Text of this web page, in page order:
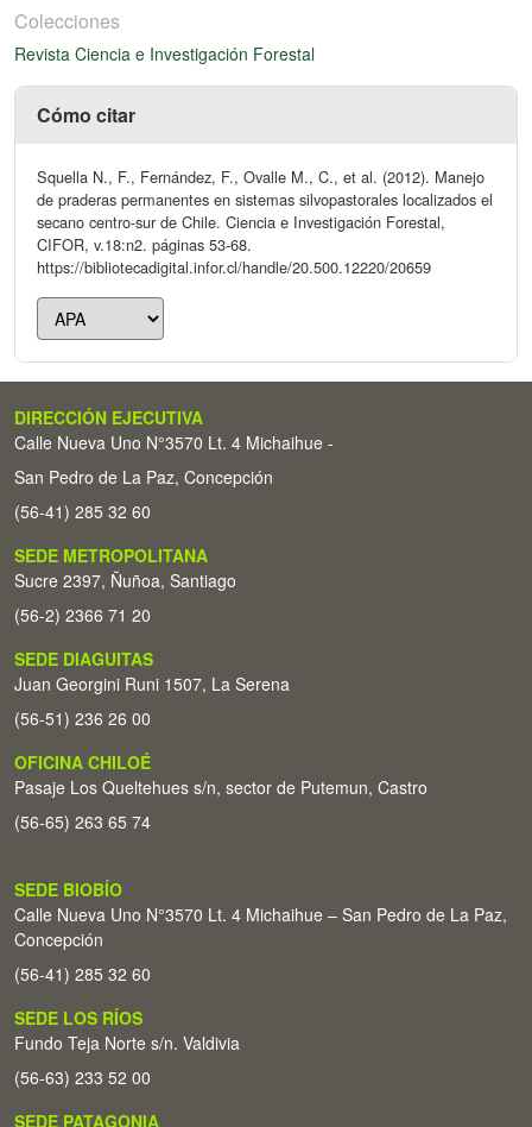
Colecciones
Revista Ciencia e Investigación Forestal
Cómo citar
Squella N., F., Fernández, F., Ovalle M., C., et al. (2012). Manejo
de praderas permanentes en sistemas silvopastorales localizados el
secano centro-sur de Chile. Ciencia e Investigación Forestal,
CIFOR, v.18:n2. páginas 53-68.
https://bibliotecadigital.infor.cl/handle/20.500.12220/20659
DIRECCIÓN EJECUTIVA
Calle Nueva Uno N°3570 Lt. 4 Michaihue -
San Pedro de La Paz, Concepción
(56-41) 285 32 60
SEDE METROPOLITANA
Sucre 2397, Ñuñoa, Santiago
(56-2) 2366 71 20
SEDE DIAGUITAS
Juan Georgini Runi 1507, La Serena
(56-51) 236 26 00
OFICINA CHILOÉ
Pasaje Los Queltehues s/n, sector de Putemun, Castro
(56-65) 263 65 74
SEDE BIOBÍO
Calle Nueva Uno N°3570 Lt. 4 Michaihue – San Pedro de La Paz,
Concepción
(56-41) 285 32 60
SEDE LOS RÍOS
Fundo Teja Norte s/n. Valdivia
(56-63) 233 52 00
SEDE PATAGONIA